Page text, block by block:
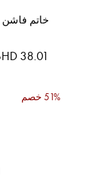
خاتم فاشن
38.01
51% خصم